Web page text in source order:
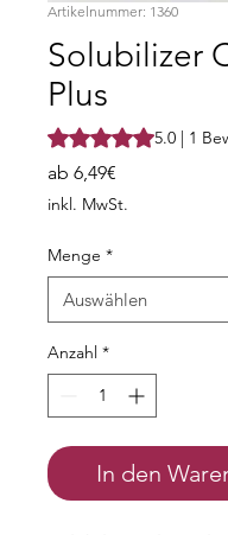
Artikelnummer: 1360
Solubilizer
Plus
Das Rating beträgt
5.0 | 1
ab 6,49€
Preis
inkl. MwSt.
Menge *
Anzahl *
In den